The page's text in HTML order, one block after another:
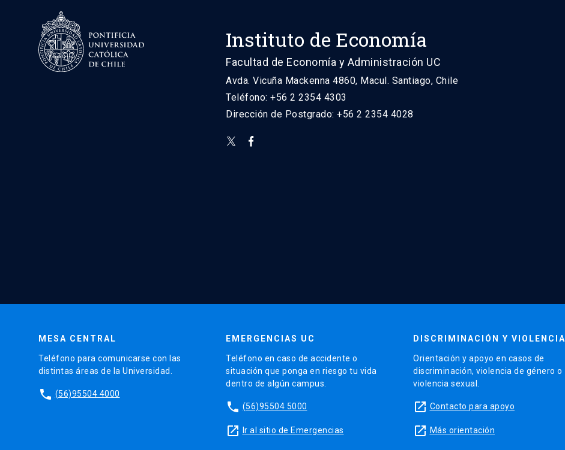
Instituto de Economía
Facultad de Economía y Administración UC
Avda. Vicuña Mackenna 4860, Macul. Santiago, Chile
Teléfono: +56 2 2354 4303
Dirección de Postgrado: +56 2 2354 4028
MESA CENTRAL
Teléfono para comunicarse con las
distintas áreas de la Universidad.
phone (56)95504 4000
EMERGENCIAS UC
Teléfono en caso de accidente o
situación que ponga en riesgo tu vida
dentro de algún campus.
phone (56)95504 5000
launch Ir al sitio de Emergencias
DISCRIMINACIÓN Y VIOLENCIA
Orientación y apoyo en casos de
discriminación, violencia de género o
violencia sexual.
launch Contacto para apoyo
launch Más orientación